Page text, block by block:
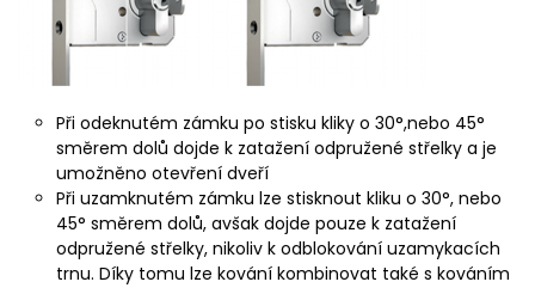
Při odeknutém zámku po stisku kliky o 30°,nebo 45°
směrem dolů dojde k zatažení odpružené střelky a je
umožněno otevření dveří
Při uzamknutém zámku lze stisknout kliku o 30°, nebo
45° směrem dolů, avšak dojde pouze k zatažení
odpružené střelky, nikoliv k odblokování uzamykacích
trnu. Díky tomu lze kování kombinovat také s kováním